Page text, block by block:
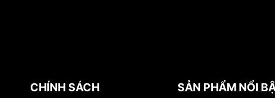
CHÍNH SÁCH SẢN PHẨM NỔI